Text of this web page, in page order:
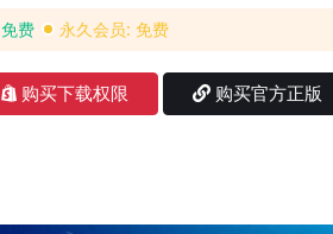
免费 永久会员: 免费
购买下载权限 购买官方正版